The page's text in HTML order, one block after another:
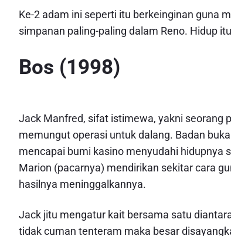
Ke-2 adam ini seperti itu berkeinginan guna
simpanan paling-paling dalam Reno. Hidup
Bos (1998)
Jack Manfred, sifat istimewa, yakni seorang
memungut operasi untuk dalang. Badan
mencapai bumi kasino menyudahi hidupnya
Marion (pacarnya) mendirikan sekitar cara
hasilnya meninggalkannya.
Jack jitu mengatur kait bersama satu
tidak cuman tenteram maka besar